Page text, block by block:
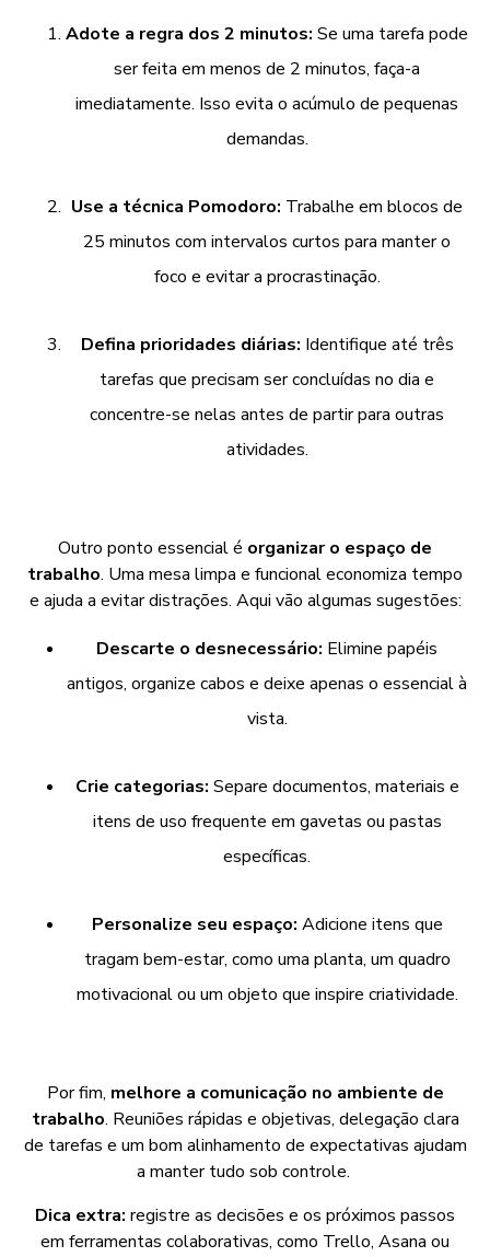
Adote a regra dos 2 minutos: Se uma tarefa pode
ser feita em menos de 2 minutos, faça-a
imediatamente. Isso evita o acúmulo de pequenas
demandas.
Use a técnica Pomodoro: Trabalhe em blocos de
25 minutos com intervalos curtos para manter o
foco e evitar a procrastinação.
Defina prioridades diárias: Identifique até três
tarefas que precisam ser concluídas no dia e
concentre-se nelas antes de partir para outras
atividades.
Outro ponto essencial é organizar o espaço de
trabalho. Uma mesa limpa e funcional economiza tempo
e ajuda a evitar distrações. Aqui vão algumas sugestões:
Descarte o desnecessário: Elimine papéis
antigos, organize cabos e deixe apenas o essencial à
vista.
Crie categorias: Separe documentos, materiais e
itens de uso frequente em gavetas ou pastas
específicas.
Personalize seu espaço: Adicione itens que
tragam bem-estar, como uma planta, um quadro
motivacional ou um objeto que inspire criatividade.
Por fim, melhore a comunicação no ambiente de
trabalho. Reuniões rápidas e objetivas, delegação clara
de tarefas e um bom alinhamento de expectativas ajudam
a manter tudo sob controle.
Dica extra: registre as decisões e os próximos passos
em ferramentas colaborativas, como Trello, Asana ou